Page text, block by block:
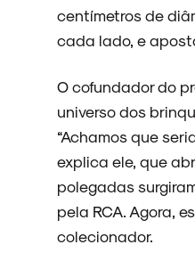
centímetros de
cada lado, e
Ocofundador do
universo dos
“Achamos que
explica ele, que
polegadas
pela RCA. Agora,
colecionador.